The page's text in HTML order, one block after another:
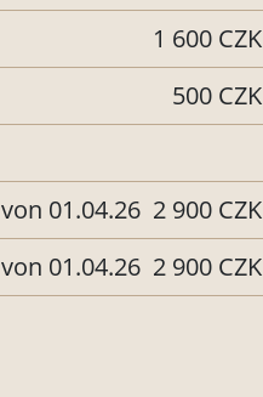
1 600 CZK
500 CZK
von 01.04.26 2 900 CZK
von 01.04.26 2 900 CZK